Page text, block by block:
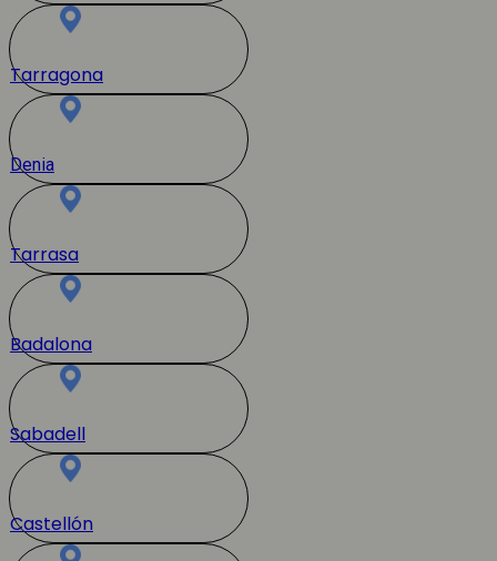
Tarragona
Denia
Tarrasa
Badalona
Sabadell
Castellón